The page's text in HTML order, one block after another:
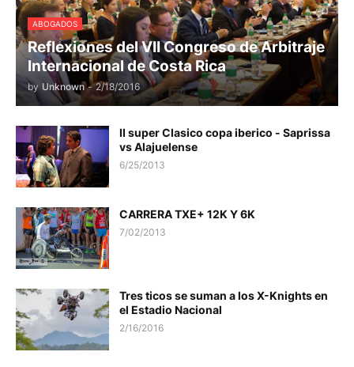
ABOGADOS
Reflexiones del VII Congreso de Arbitraje
Internacional de Costa Rica
by Unknown - 2/18/2016
II super Clasico copa iberico - Saprissa
vs Alajuelense
6/25/2013
CARRERA TXE+ 12K Y 6K
7/02/2013
Tres ticos se suman a los X-Knights en
el Estadio Nacional
2/16/2016